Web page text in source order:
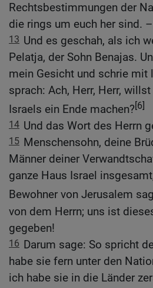
Rechtsbestimmungen der
die rings um euch her sind. –
13 Und es geschah, als ich
Pelatja, der Sohn Benajas.
mein Gesicht und schrie mit
sprach: Ach, Herr, Herr,
Israels ein Ende machen?[6]
14 Und das Wort des Herrn
15 Menschensohn, deine
Männer deiner
ganze Haus Israel
Bewohner von Jerusalem
von dem Herrn; uns ist
gegeben!
16 Darum sage: So spricht
habe sie fern unter den
ich habe sie in die Länder